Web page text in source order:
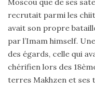
Moscou que de ses
recrutait parmi les
avait son propre
par l’Imam himself.
des égards, celle qui
chérifien lors des
terres Makhzen et ses